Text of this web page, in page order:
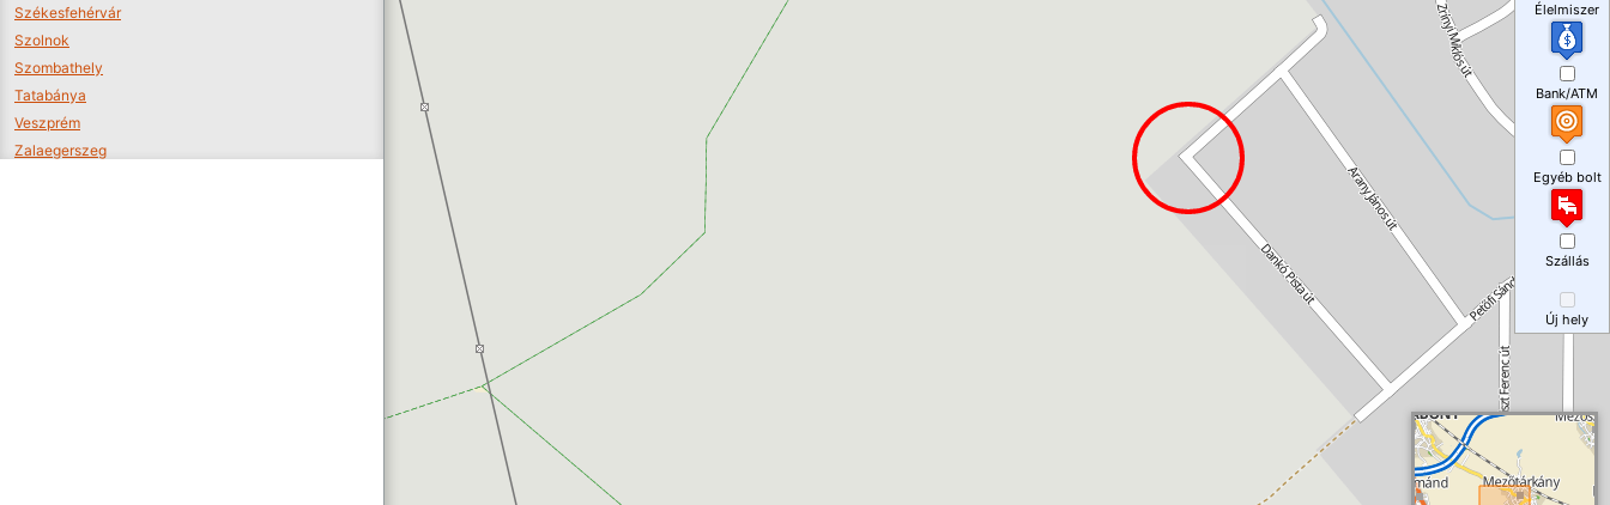
Székesfehérvár
Szolnok
Szombathely
Tatabánya
Veszprém
Zalaegerszeg
Élelmiszer
Bank/ATM
Egyéb bolt
Szállás
Új hely